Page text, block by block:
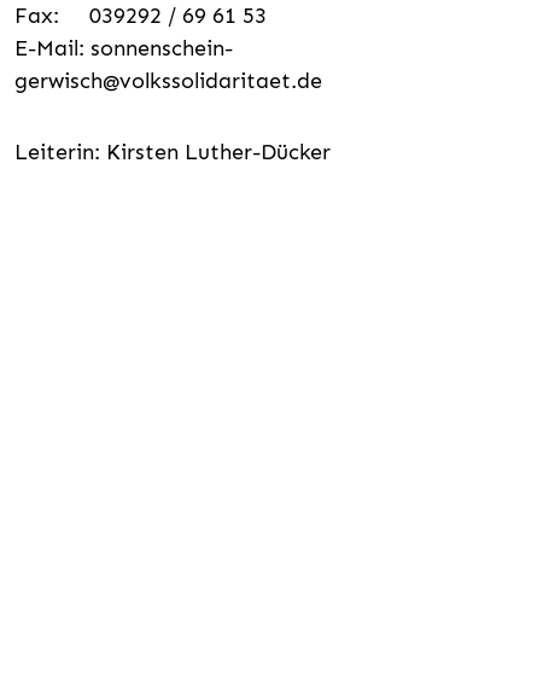
Fax: 039292 / 69 61 53
E-Mail: sonnenschein-
gerwisch@volkssolidaritaet.de
Leiterin: Kirsten Luther-Dücker